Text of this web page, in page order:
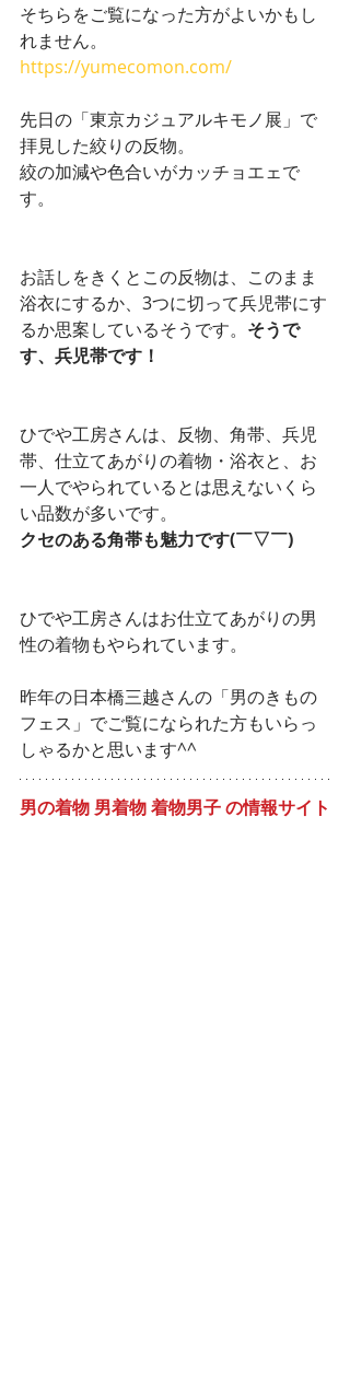
そちらをご覧になった方がよいかもし
れません。
https://yumecomon.com/
先日の「東京カジュアルキモノ展」で
拝見した絞りの反物。
絞の加減や色合いがカッチョエェで
す。
お話しをきくとこの反物は、このまま
浴衣にするか、3つに切って兵児帯にす
るか思案しているそうです。 そうで
す、兵児帯です！
ひでや工房さんは、反物、角帯、兵児
帯、仕立てあがりの着物・浴衣と、お
一人でやられているとは思えないくら
い品数が多いです。
クセのある角帯も魅力です(￣▽￣)
ひでや工房さんはお仕立てあがりの男
性の着物もやられています。
昨年の日本橋三越さんの「男のきもの
フェス」でご覧になられた方もいらっ
しゃるかと思います^^
男の着物 男着物 着物男子 の情報サイト